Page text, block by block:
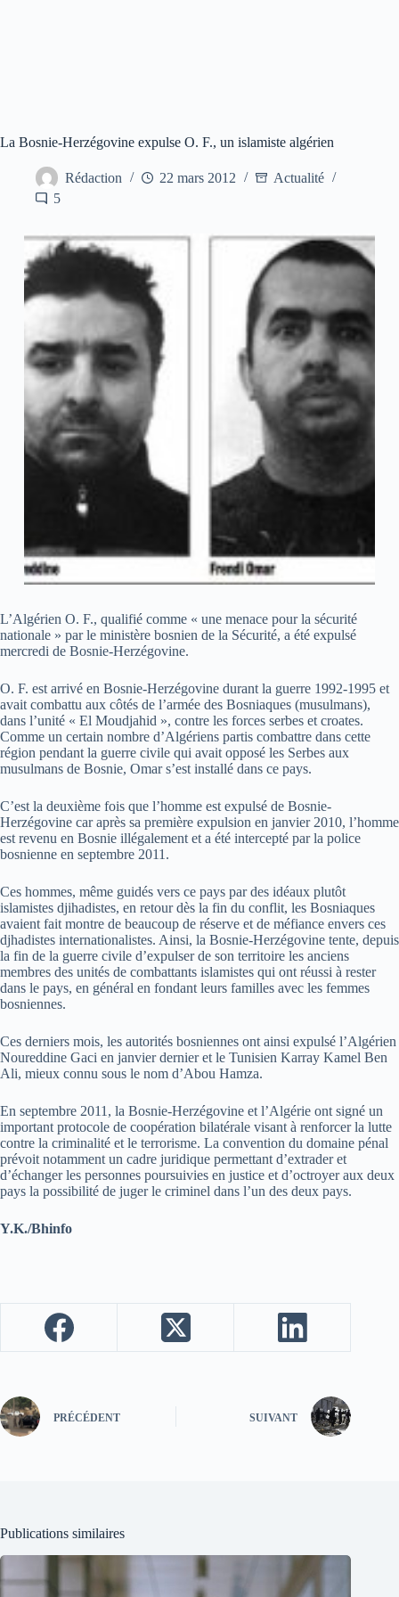
La Bosnie-Herzégovine expulse O. F., un islamiste algérien
Rédaction 22 mars 2012
Actualité
5
L’Algérien O. F., qualifié comme « une menace pour la sécurité
nationale » par le ministère bosnien de la Sécurité, a été expulsé
mercredi de Bosnie-Herzégovine.
O. F. est arrivé en Bosnie-Herzégovine durant la guerre 1992-1995 et
avait combattu aux côtés de l’armée des Bosniaques (musulmans),
dans l’unité « El Moudjahid », contre les forces serbes et croates.
Comme un certain nombre d’Algériens partis combattre dans cette
région pendant la guerre civile qui avait opposé les Serbes aux
musulmans de Bosnie, Omar s’est installé dans ce pays.
C’est la deuxième fois que l’homme est expulsé de Bosnie-
Herzégovine car après sa première expulsion en janvier 2010, l’homme
est revenu en Bosnie illégalement et a été intercepté par la police
bosnienne en septembre 2011.
Ces hommes, même guidés vers ce pays par des idéaux plutôt
islamistes djihadistes, en retour dès la fin du conflit, les Bosniaques
avaient fait montre de beaucoup de réserve et de méfiance envers ces
djhadistes internationalistes. Ainsi, la Bosnie-Herzégovine tente, depuis
la fin de la guerre civile d’expulser de son territoire les anciens
membres des unités de combattants islamistes qui ont réussi à rester
dans le pays, en général en fondant leurs familles avec les femmes
bosniennes.
Ces derniers mois, les autorités bosniennes ont ainsi expulsé l’Algérien
Noureddine Gaci en janvier dernier et le Tunisien Karray Kamel Ben
Ali, mieux connu sous le nom d’Abou Hamza.
En septembre 2011, la Bosnie-Herzégovine et l’Algérie ont signé un
important protocole de coopération bilatérale visant à renforcer la lutte
contre la criminalité et le terrorisme. La convention du domaine pénal
prévoit notamment un cadre juridique permettant d’extrader et
d’échanger les personnes poursuivies en justice et d’octroyer aux deux
pays la possibilité de juger le criminel dans l’un des deux pays.
Y.K./Bhinfo
PRÉCÉDENT SUIVANT
Publications similaires